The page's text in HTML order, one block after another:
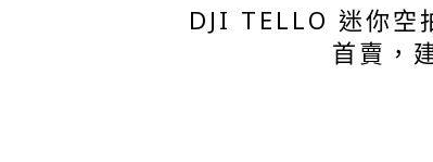
DJI TELLO 迷你空
首賣，